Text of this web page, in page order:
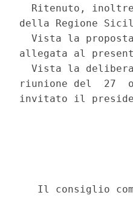
Ritenuto,
della Regione
Vista la
allegata al
Vista la
riunione del  27
invitato il